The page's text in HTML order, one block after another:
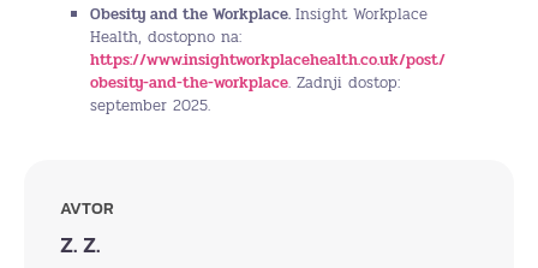
Obesity and the Workplace. Insight Workplace
Health, dostopno na:
https://www.insightworkplacehealth.co.uk/post/
obesity-and-the-workplace. Zadnji dostop:
september 2025.
AVTOR
Z. Z.